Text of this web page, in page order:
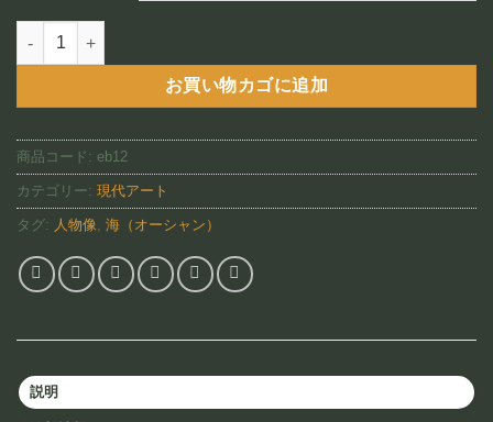
Ethereal Stride(EB12)個
お買い物カゴに追加
商品コード: eb12
カテゴリー: 現代アート
タグ: 人物像, 海（オーシャン）
説明